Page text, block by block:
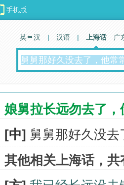
英 汉 | 汉语 | 上海话 广
娘舅拉长远勿去了
[中] 舅舅那好久没
其他相关上海话，共